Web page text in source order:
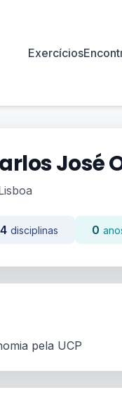
Exercícios
José
4 disciplinas 0
pela UCP